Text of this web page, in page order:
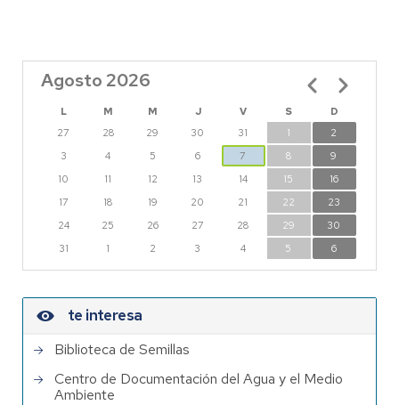
Agosto 2026
L M M J V S
D
27
28 29 30 31 1
2
3
4 5 6 7 8
9
10
11 12 13 14 15
16
17
18 19 20 21 22
23
24
25 26 27 28 29
30
31
1 2 3 4 5 6
Paginación
te interesa
Biblioteca de Semillas
Centro de Documentación del Agua y el Medio
Ambiente